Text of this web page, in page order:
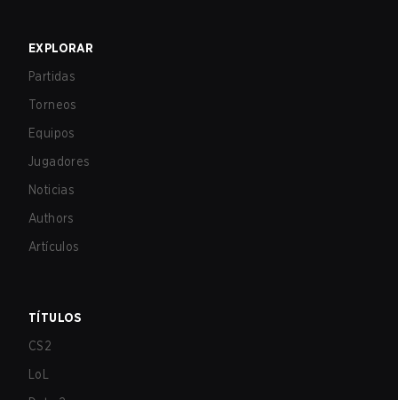
EXPLORAR
Partidas
Torneos
Equipos
Jugadores
Noticias
Authors
Artículos
TÍTULOS
CS2
LoL